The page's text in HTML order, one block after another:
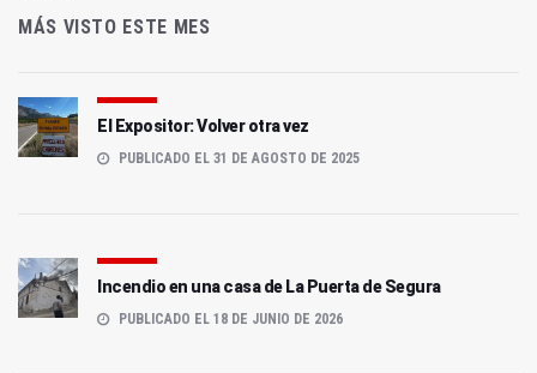
MÁS VISTO ESTE MES
El Expositor: Volver otra vez
PUBLICADO EL 31 DE AGOSTO DE 2025
Incendio en una casa de La Puerta de Segura
PUBLICADO EL 18 DE JUNIO DE 2026